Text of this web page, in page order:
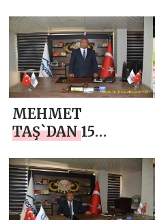
SEKTÖRÜNDE
ORTAKLIK
SÖZLEŞMESİ
İMZALADI
MEHMET
TAŞ`DAN 15
DEMOKRASİ VE
MİLLİ BİRLİK
GÜNÜ MESAJI